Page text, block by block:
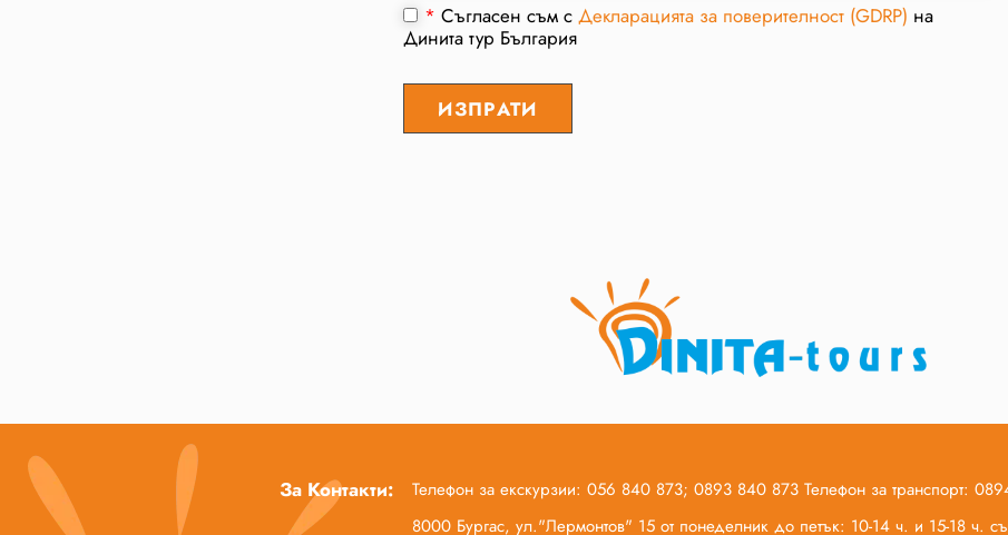
* Съгласен съм с Декларацията за поверителност (GDRP) на
Динита тур България
За Контакти:
Телефон за екскурзии: 056 840 873; 0893 840 873 Телефон за транспорт:
8000 Бургас, ул."Лермонтов" 15 от понеделник до петък: 10-14 ч. и 15-18 ч.